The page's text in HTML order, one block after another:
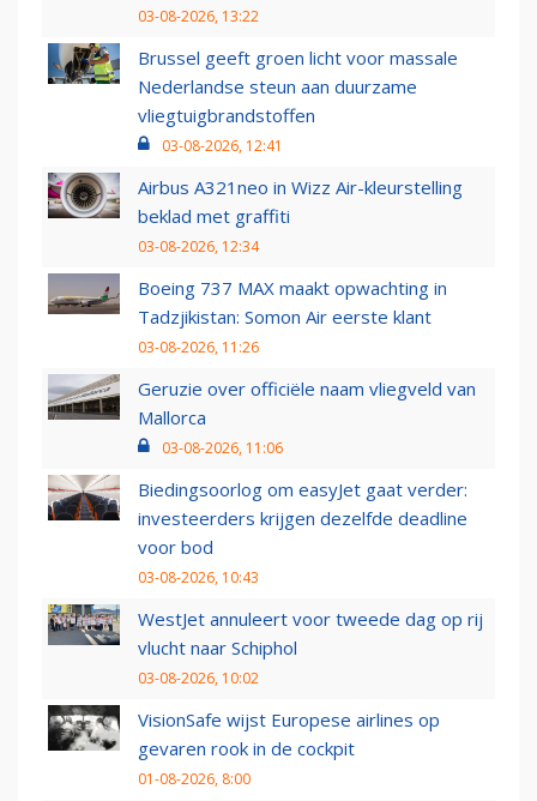
03-08-2026, 13:22
Brussel geeft groen licht voor massale
Nederlandse steun aan duurzame
vliegtuigbrandstoffen
03-08-2026, 12:41
Airbus A321neo in Wizz Air-kleurstelling
beklad met graffiti
03-08-2026, 12:34
Boeing 737 MAX maakt opwachting in
Tadzjikistan: Somon Air eerste klant
03-08-2026, 11:26
Geruzie over officiële naam vliegveld van
Mallorca
03-08-2026, 11:06
Biedingsoorlog om easyJet gaat verder:
investeerders krijgen dezelfde deadline
voor bod
03-08-2026, 10:43
WestJet annuleert voor tweede dag op rij
vlucht naar Schiphol
03-08-2026, 10:02
VisionSafe wijst Europese airlines op
gevaren rook in de cockpit
01-08-2026, 8:00